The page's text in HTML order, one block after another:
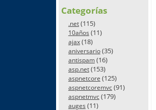
Categorías
.net(115)
10años (11)
ajax(18)
aniversario(35)
antispam(16)
asp.net(153)
aspnetcore (125)
aspnetcoremvc(91)
aspnetmvc(179)
auges (11)